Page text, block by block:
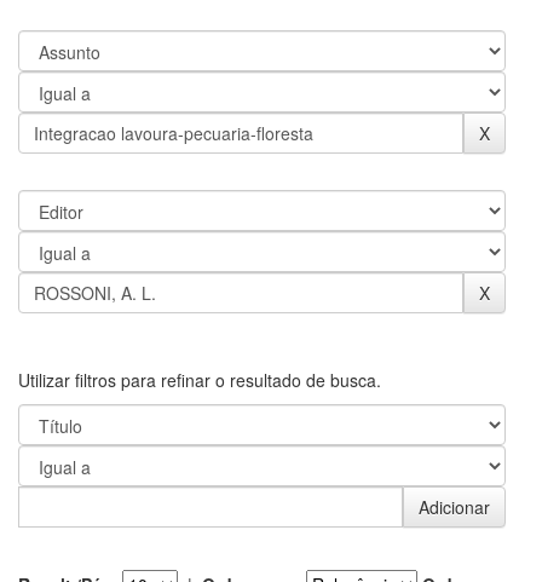
Utilizar filtros para refinar o resultado de busca.